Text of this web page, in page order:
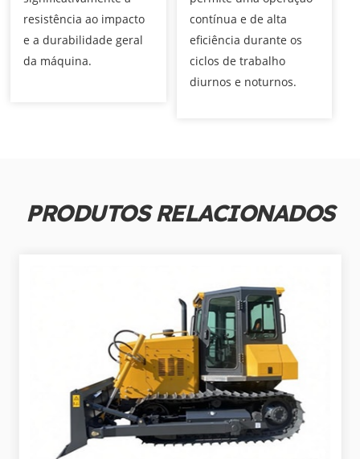
resistência ao impacto
e a durabilidade geral
da máquina.
contínua e de alta
eficiência durante os
ciclos de trabalho
diurnos e noturnos.
PRODUTOS RELACIONADOS